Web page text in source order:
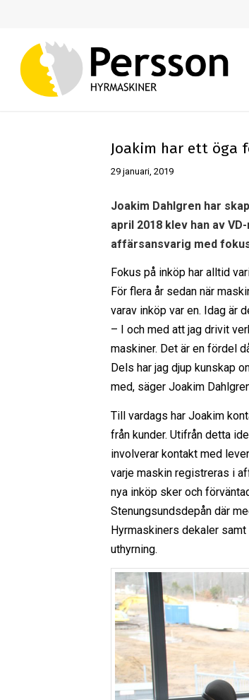
Joakim har ett öga
29 januari, 2019
Joakim Dahlgren har
april 2018 klev han av
affärsansvarig med
Fokus på inköp har alltid
För flera år sedan när
varav inköp var en. Idag är
– I och med att jag drivit
maskiner. Det är en fördel
Dels har jag djup kunskap
med, säger Joakim
Till vardags har Joakim
från kunder. Utifrån detta
involverar kontakt med
varje maskin registreras i
nya inköp sker och
Stenungsundsdepån där
Hyrmaskiners dekaler
uthyrning.